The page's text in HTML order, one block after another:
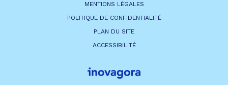
FacebookTwitterInstagram
Linkedin
MENTIONS LÉGALES
POLITIQUE DE CONFIDENTIALITÉ
PLAN DU SITE
ACCESSIBILITÉ